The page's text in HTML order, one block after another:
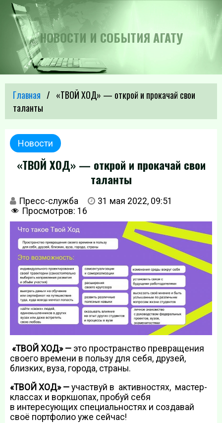
НОВОСТИ И СОБЫТИЯ АГАТУ
Главная
«ТВОЙ ХОД» — открой и прокачай свои
таланты
Новости
«ТВОЙ ХОД» — открой и прокачай свои
таланты
Пресс-служба
31 мая 2022, 09:51
Просмотров: 16
«ТВОЙ ХОД» — это пространство превращения
своего времени в пользу для себя, друзей,
близких, вуза, города, страны.
«ТВОЙ ХОД» — участвуй в активностях, мастер-
классах и воркшопах, пробуй себя
в интересующих специальностях и создавай
своё портфолио уже сейчас!